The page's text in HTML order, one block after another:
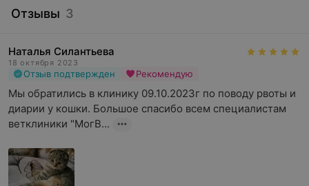
Отзывы 3
Наталья Силантьева
18 октября 2023
Отзыв подтвержден Рекомендую
Мы обратились в клинику 09.10.2023г по поводу рвоты и
диарии у кошки. Большое спасибо всем специалистам
ветклиники "МогВ...